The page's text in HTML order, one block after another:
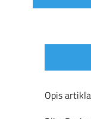
Opis